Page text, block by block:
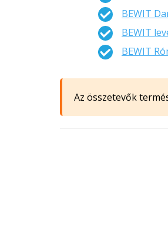
BEWIT
BEWIT
BEWIT
Az összetevők